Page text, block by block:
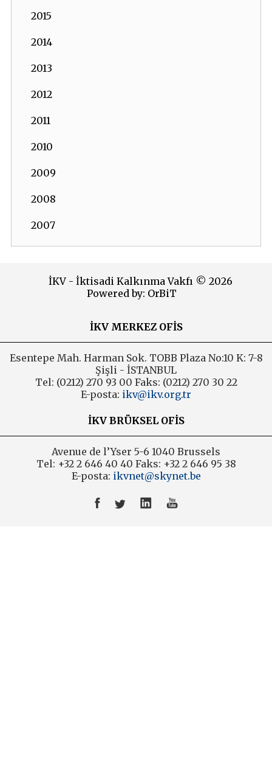
2015
2014
2013
2012
2011
2010
2009
2008
2007
İKV - İktisadi Kalkınma Vakfı © 2026
Powered by: OrBiT
İKV MERKEZ OFİS
Esentepe Mah. Harman Sok. TOBB Plaza No:10 K: 7-8
Şişli - İSTANBUL
Tel: (0212) 270 93 00 Faks: (0212) 270 30 22
E-posta: ikv@ikv.org.tr
İKV BRÜKSEL OFİS
Avenue de l’Yser 5-6 1040 Brussels
Tel: +32 2 646 40 40 Faks: +32 2 646 95 38
E-posta: ikvnet@skynet.be